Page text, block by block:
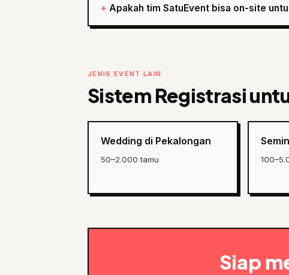
Apakah tim SatuEvent bisa on-site
JENIS EVENT LAIN
Sistem Registrasi
Wedding di Pekalongan
50–2.000 tamu
Siap